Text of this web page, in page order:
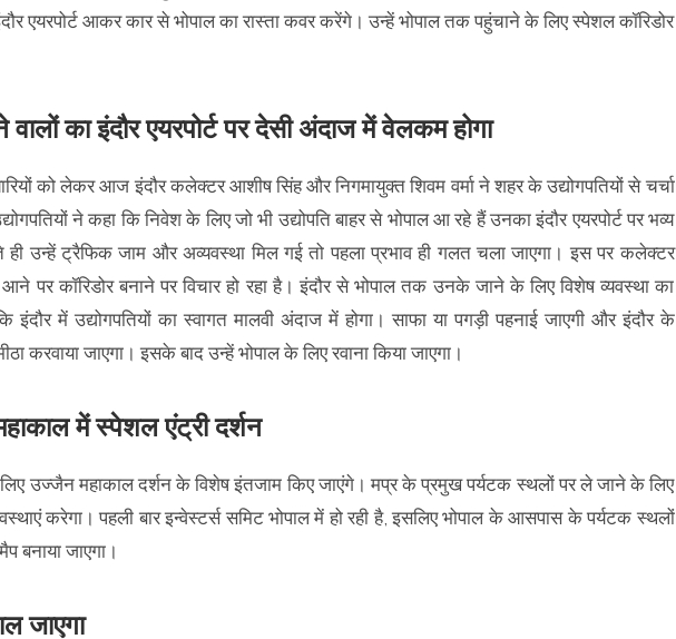
एयरपोर्ट आकर कार से भोपाल का रास्ता कवर करेंगे। उन्हें भोपाल तक पहुंचाने के लिए स्पेशल कॉरिडोर
का इंदौर एयरपोर्ट पर देसी अंदाज में वेलकम होगा
को लेकर आज इंदौर कलेक्टर आशीष सिंह और निगमायुक्त शिवम वर्मा ने शहर के उद्योगपतियों से चर्चा
ने कहा कि निवेश के लिए जो भी उद्योपति बाहर से भोपाल आ रहे हैं उनका इंदौर एयरपोर्ट पर भव्य
ही उन्हें ट्रैफिक जाम और अव्यवस्था मिल गई तो पहला प्रभाव ही गलत चला जाएगा। इस पर कलेक्टर
पर कॉरिडोर बनाने पर विचार हो रहा है। इंदौर से भोपाल तक उनके जाने के लिए विशेष व्यवस्था का
इंदौर में उद्योगपतियों का स्वागत मालवी अंदाज में होगा। साफा या पगड़ी पहनाई जाएगी और इंदौर के
करवाया जाएगा। इसके बाद उन्हें भोपाल के लिए रवाना किया जाएगा।
में स्पेशल एंट्री दर्शन
उज्जैन महाकाल दर्शन के विशेष इंतजाम किए जाएंगे। मप्र के प्रमुख पर्यटक स्थलों पर ले जाने के लिए
करेगा। पहली बार इन्वेस्टर्स समिट भोपाल में हो रही है, इसलिए भोपाल के आसपास के पर्यटक स्थलों
बनाया जाएगा।
जाएगा